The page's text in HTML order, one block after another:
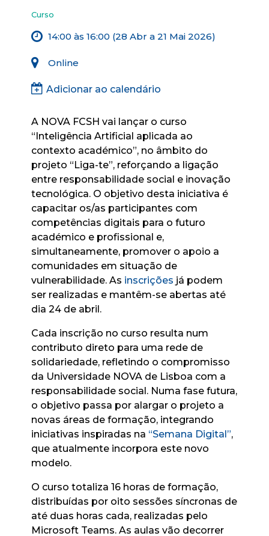
Curso
14:00 às 16:00 (28 Abr a 21 Mai 2026)
Online
Adicionar ao calendário
A NOVA FCSH vai lançar o curso
“Inteligência Artificial aplicada ao
contexto académico”, no âmbito do
projeto “Liga-te”, reforçando a ligação
entre responsabilidade social e inovação
tecnológica. O objetivo desta iniciativa é
capacitar os/as participantes com
competências digitais para o futuro
académico e profissional e,
simultaneamente, promover o apoio a
comunidades em situação de
vulnerabilidade. As inscrições já podem
ser realizadas e mantêm-se abertas até
dia 24 de abril.
Cada inscrição no curso resulta num
contributo direto para uma rede de
solidariedade, refletindo o compromisso
da Universidade NOVA de Lisboa com a
responsabilidade social. Numa fase futura,
o objetivo passa por alargar o projeto a
novas áreas de formação, integrando
iniciativas inspiradas na “Semana Digital”,
que atualmente incorpora este novo
modelo.
O curso totaliza 16 horas de formação,
distribuídas por oito sessões síncronas de
até duas horas cada, realizadas pelo
Microsoft Teams. As aulas vão decorrer